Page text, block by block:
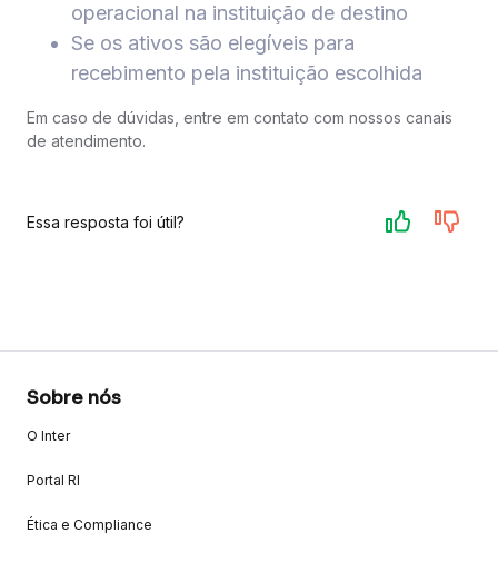
operacional na instituição de destino
Se os ativos são elegíveis para
recebimento pela instituição escolhida
Em caso de dúvidas, entre em contato com nossos canais
de atendimento.
Essa resposta foi útil?
Sobre nós
O Inter
Portal RI
Ética e Compliance